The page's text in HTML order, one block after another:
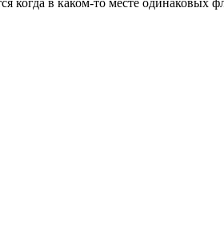
когда в каком-то месте одинаковых